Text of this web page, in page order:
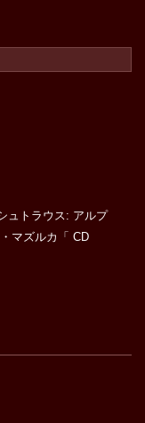
ュトラウス: アルプ
マズルカ「 CD